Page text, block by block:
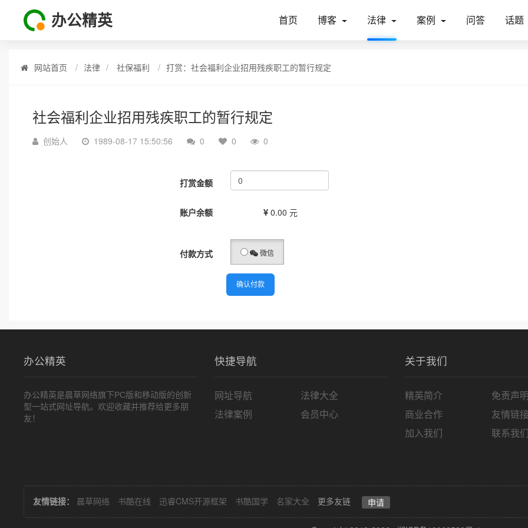
办公精英 首页 博客 法律 案例 问答 话题
网站首页 法律 社保福利 打赏：社会福利企业招用残疾职工的暂行规定
社会福利企业招用残疾职工的暂行规定
创始人 1989-08-17 15:50:56 0 0 0
打赏金额
账户余额 0.00 元
付款方式 微信
确认付款
办公精英
办公精英是晨草网络旗下PC版和移动版的创新
型一站式网址导航。欢迎收藏并推荐给更多朋
友！
快捷导航
网址导航
法律大全
法律案例
会员中心
关于我们
精英简介
免责声
商业合作
友情链
加入我们
联系我
友情链接： 晨草网络 书酷在线 迅睿CMS开源框架 书酷国学 名家大全 更多友链 申请